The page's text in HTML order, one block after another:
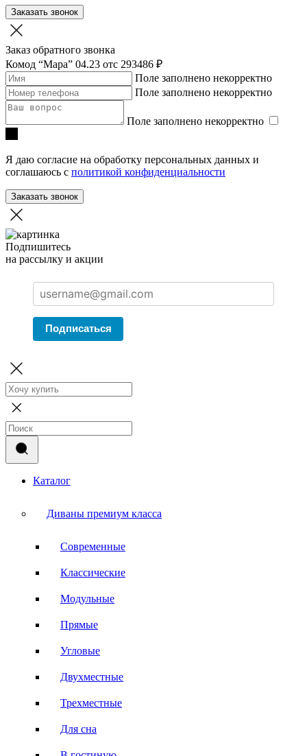
Заказать звонок
Заказ обратного звонка
Комод “Мара” 04.23 отc 293486 ₽
Поле заполнено некорректно
Поле заполнено некорректно
Поле заполнено некорректно
Я даю согласие на обработку персональных данных и
соглашаюсь с политикой конфиденциальности
Заказать звонок
Подпишитесь
на рассылку и акции
Подписаться
Каталог
Диваны премиум класса
Современные
Классические
Модульные
Прямые
Угловые
Двухместные
Трехместные
Для сна